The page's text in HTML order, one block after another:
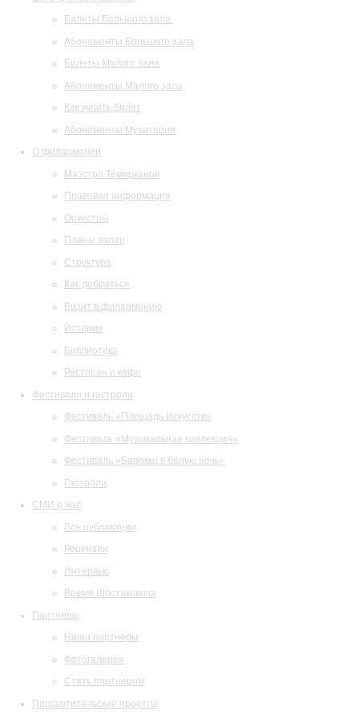
Билеты Большого зала
Абонементы Большого зала
Билеты Малого зала
Абонементы Малого зала
Как купить билет
Абонементы Музитория
О филармонии
Маэстро Темирканов
Правовая информация
Оркестры
Планы залов
Структура
Как добраться
Визит в филармонию
История
Библиотека
Ресторан и кафе
Фестивали и гастроли
Фестиваль «Площадь Искусств»
Фестиваль «Музыкальная коллекция»
Фестиваль «Барокко в белую ночь»
Гастроли
СМИ о нас
Все публикации
Рецензии
Интервью
Время Шостаковича
Партнеры
Наши партнеры
Фотогалерея
Стать партнером
Просветительские проекты